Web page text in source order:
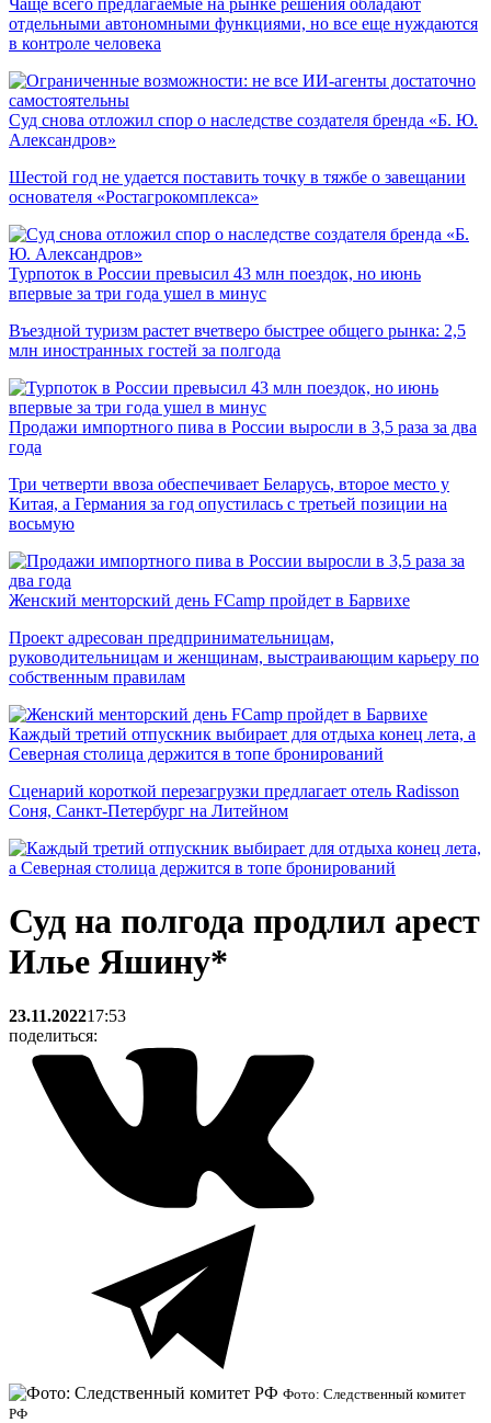
Чаще всего предлагаемые на рынке решения обладают
отдельными автономными функциями, но все еще нуждаются
в контроле человека
Суд снова отложил спор о наследстве создателя бренда «Б. Ю.
Александров»
Шестой год не удается поставить точку в тяжбе о завещании
основателя «Ростагрокомплекса»
Турпоток в России превысил 43 млн поездок, но июнь
впервые за три года ушел в минус
Въездной туризм растет вчетверо быстрее общего рынка: 2,5
млн иностранных гостей за полгода
Продажи импортного пива в России выросли в 3,5 раза за два
года
Три четверти ввоза обеспечивает Беларусь, второе место у
Китая, а Германия за год опустилась с третьей позиции на
восьмую
Женский менторский день FCamp пройдет в Барвихе
Проект адресован предпринимательницам,
руководительницам и женщинам, выстраивающим карьеру по
собственным правилам
Каждый третий отпускник выбирает для отдыха конец лета, а
Северная столица держится в топе бронирований
Сценарий короткой перезагрузки предлагает отель Radisson
Соня, Санкт-Петербург на Литейном
Суд на полгода продлил арест
Илье Яшину*
23.11.202217:53
поделиться:
Фото: Следственный комитет
РФ